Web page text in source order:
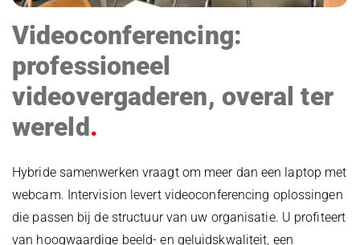
Videoconferencing:
professioneel
videovergaderen, overal ter
wereld
Hybride samenwerken vraagt om meer dan een laptop met
webcam. Intervision levert videoconferencing oplossingen
die passen bij de structuur van uw organisatie. U profiteert
van hoogwaardige beeld- en geluidskwaliteit, een